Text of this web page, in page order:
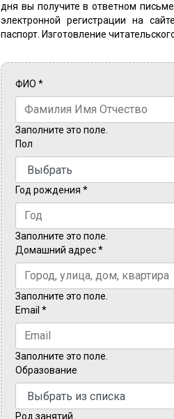
дня вы получите в ответном
электронной регистрации на
паспорт. Изготовление
ФИО *
Заполните это поле.
Пол
Год рождения *
Заполните это поле.
Домашний адрес*
Заполните это поле.
Email *
Заполните это поле.
Образование
Род занятий